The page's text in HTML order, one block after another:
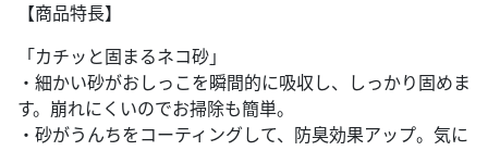
【商品特長】
「カチッと固まるネコ砂」
・細かい砂がおしっこを瞬間的に吸収し、しっかり固めま
す。崩れにくいのでお掃除も簡単。
・砂がうんちをコーティングして、防臭効果アップ。気に